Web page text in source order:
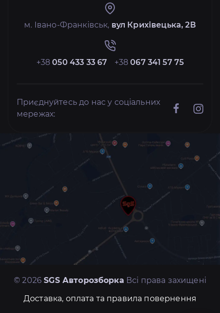
м. Івано-Франківськ, вул Крихівецька, 2В
+38050 433 33 67 +38067 341 57 75
Приєднуйтесь до нас у соціальних
мережах:
© 2026SGS Авторозборка Всі права захищені
Доставка, оплата та правила повернення